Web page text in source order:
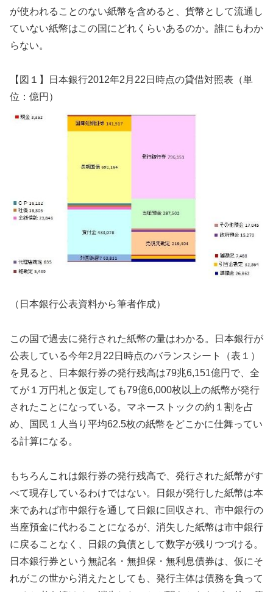
が使われることのない紙幣を含めると、貨幣として流通し
ていない紙幣はこの国にどれくらいあるのか。誰にもわか
らない。
【図１】日本銀行2012年2月22日時点の貸借対照表（単
位：億円）
（日本銀行公表資料から筆者作成）
この国で過去に発行された紙幣の量はわかる。日本銀行が
公表している今年2月22日時点のバランスシート（表１）
を見ると、日本銀行券の発行残高は79兆6,151億円で、全
てが１万円札と仮定しても79億6,000枚以上の紙幣が発行
されたことになっている。マネーストックの約１割を占
め、国民１人当り平均62.5枚の紙幣をどこかに仕舞ってい
る計算になる。
もちろんこれは銀行券の発行残高で、発行された紙幣がす
べて現存しているわけではない。日銀が発行した紙幣は本
来であれば市中銀行を通して日銀に回収され、市中銀行の
当座預金に代わることになるが、消失した紙幣は市中銀行
に戻ることなく、日銀の負債として数字が残りつづける。
日本銀行券という無記名・無担保・無利息債券は、仮にそ
れがこの世から消えたとしても、発行主体は債務を負って